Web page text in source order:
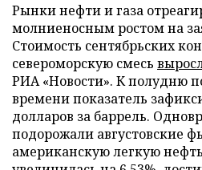
Рынки нефти и газа
молниеносным ростом на
Стоимость сентябрьских
североморскую смесь
РИА «Новости». К полудню
времени показатель
долларов за баррель.
подорожали августовские
американскую легкую